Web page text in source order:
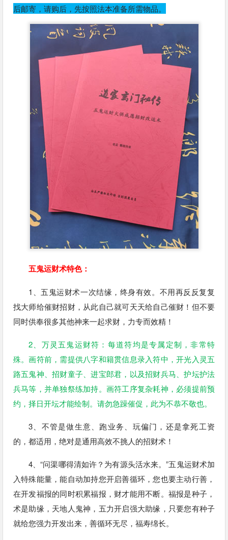
后邮寄，请购后，先按照法本准备所需物品。
五鬼运财术特色：
1、五鬼运财术一次结缘，终身有效。不用再反反复复
找大师给催财招财，从此自己就可天天给自己催财！但不要
同时供奉很多其他神来一起求财，力专而效精！
2、万灵五鬼运财符：每道符均是专属定制，非常特
殊。画符前，需提供八字和籍贯信息录入符中，开光入灵五
路五鬼神、招财童子、进宝郎君，以及招财兵马、护坛护法
兵马等，并单独祭练加持。画符工序复杂耗神，必须提前预
约，择日开坛才能绘制。请勿急躁催促，此为不恭不敬也。
3、不管是做生意、跑业务、玩偏门，还是拿死工资
的，都适用，绝对是通用高效不挑人的招财术！
4、“问渠哪得清如许？为有源头活水来。”五鬼运财术加
入特殊能量，能自动加持您开启善循环，您也要主动行善，
在开发福报的同时积累福报，财才能用不断。福报是种子，
术是助缘，天地人鬼神，五力开启强大助缘，只要您有种子
就给您强力开发出来，善循环无尽，福寿绵长。